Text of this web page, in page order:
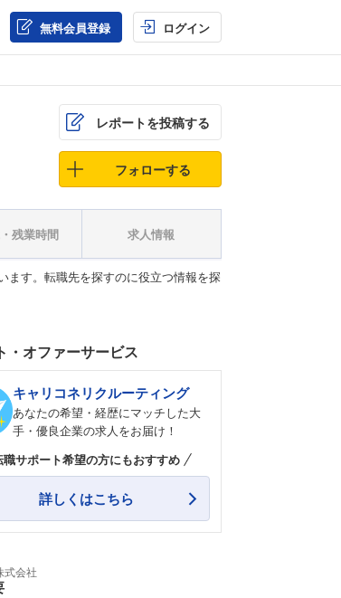
無料会員登録 ログイン
レポートを投稿する
フォローする
残業時間 求人情報
ます。転職先を探すのに役立つ情報を探
・オファーサービス
キャリコネリクルーティング
あなたの希望・経歴にマッチした大
手・優良企業の求人をお届け！
職サポート希望の方にもおすすめ
詳しくはこちら
式会社